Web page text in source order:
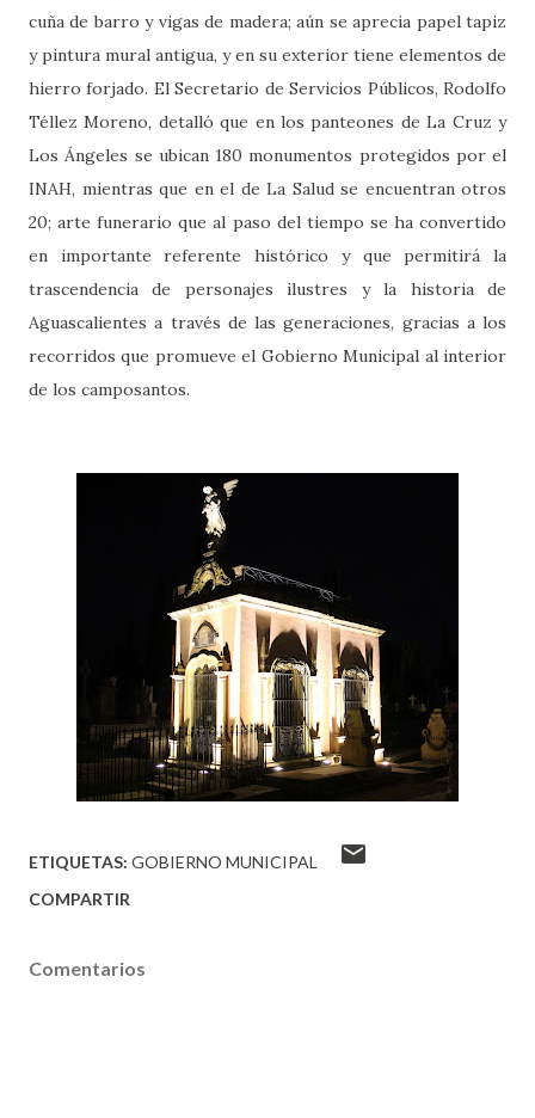
cuña de barro y vigas de madera; aún se aprecia papel tapiz
y pintura mural antigua, y en su exterior tiene elementos de
hierro forjado. El Secretario de Servicios Públicos, Rodolfo
Téllez Moreno, detalló que en los panteones de La Cruz y
Los Ángeles se ubican 180 monumentos protegidos por el
INAH, mientras que en el de La Salud se encuentran otros
20; arte funerario que al paso del tiempo se ha convertido
en importante referente histórico y que permitirá la
trascendencia de personajes ilustres y la historia de
Aguascalientes a través de las generaciones, gracias a los
recorridos que promueve el Gobierno Municipal al interior
de los camposantos.
ETIQUETAS: GOBIERNO MUNICIPAL
COMPARTIR
Comentarios